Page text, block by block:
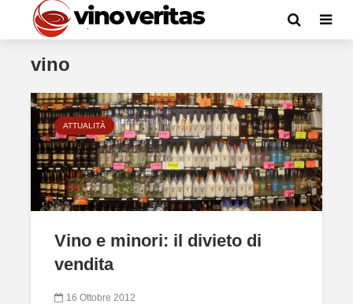
vino
ATTUALITÀ
Vino e minori: il divieto di
vendita
16 Ottobre 2012